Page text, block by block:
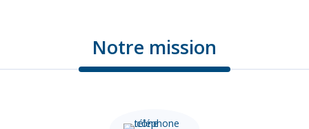
Notre mission